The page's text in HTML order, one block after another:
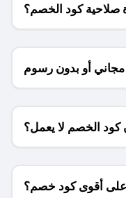
صلاحية كود الخصم؟
أو بدون رسوم
الشحن ؟
كود الخصم لا يعمل؟
أقوى كود خصم؟